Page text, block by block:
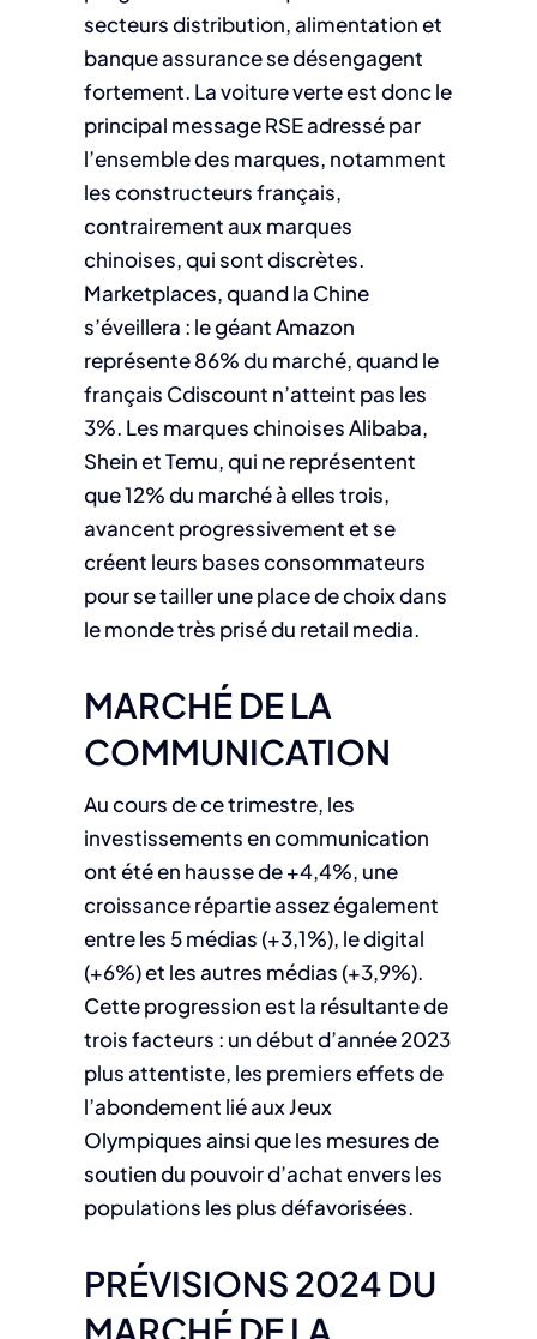
secteurs distribution, alimentation et
banque assurance se désengagent
fortement. La voiture verte est donc le
principal message RSE adressé par
l’ensemble des marques, notamment
les constructeurs français,
contrairement aux marques
chinoises, qui sont discrètes.
Marketplaces, quand la Chine
s’éveillera : le géant Amazon
représente 86% du marché, quand le
français Cdiscount n’atteint pas les
3%. Les marques chinoises Alibaba,
Shein et Temu, qui ne représentent
que 12% du marché à elles trois,
avancent progressivement et se
créent leurs bases consommateurs
pour se tailler une place de choix dans
le monde très prisé du retail media.
MARCHÉ DE LA
COMMUNICATION
Au cours de ce trimestre, les
investissements en communication
ont été en hausse de +4,4%, une
croissance répartie assez également
entre les 5 médias (+3,1%), le digital
(+6%) et les autres médias (+3,9%).
Cette progression est la résultante de
trois facteurs : un début d’année 2023
plus attentiste, les premiers effets de
l’abondement lié aux Jeux
Olympiques ainsi que les mesures de
soutien du pouvoir d’achat envers les
populations les plus défavorisées.
PRÉVISIONS 2024 DU
MARCHÉ DE LA